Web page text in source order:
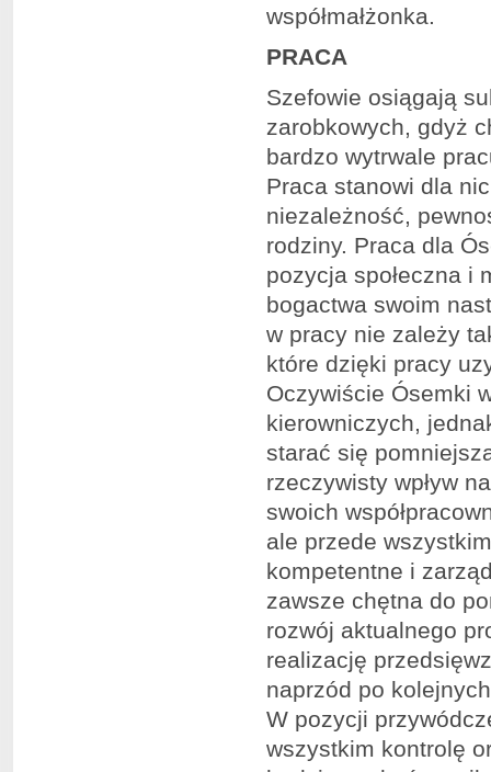
współmałżonka.
PRACA
Szefowie osiągają
zarobkowych, gdyż
bardzo wytrwale
Praca stanowi dla
niezależność,
rodziny. Praca dla
pozycja społeczna i
bogactwa swoim
w pracy nie zależy
które dzięki pracy
Oczywiście Ósemki
kierowniczych,
starać się
rzeczywisty wpływ
swoich
ale przede
kompetentne i
zawsze chętna do
rozwój aktualnego
realizację
naprzód po
W pozycji
wszystkim kontrolę